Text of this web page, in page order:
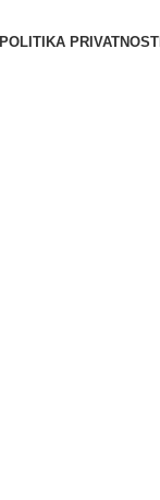
POLITIKA PRIVATNOSTI